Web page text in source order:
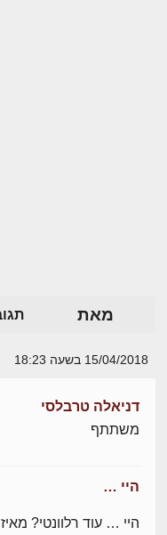
מאת
15/04/2018 בשעה 18:23
דניאלה טרבלסי
משתתף
היי …
היי … עוד רלוונטי?